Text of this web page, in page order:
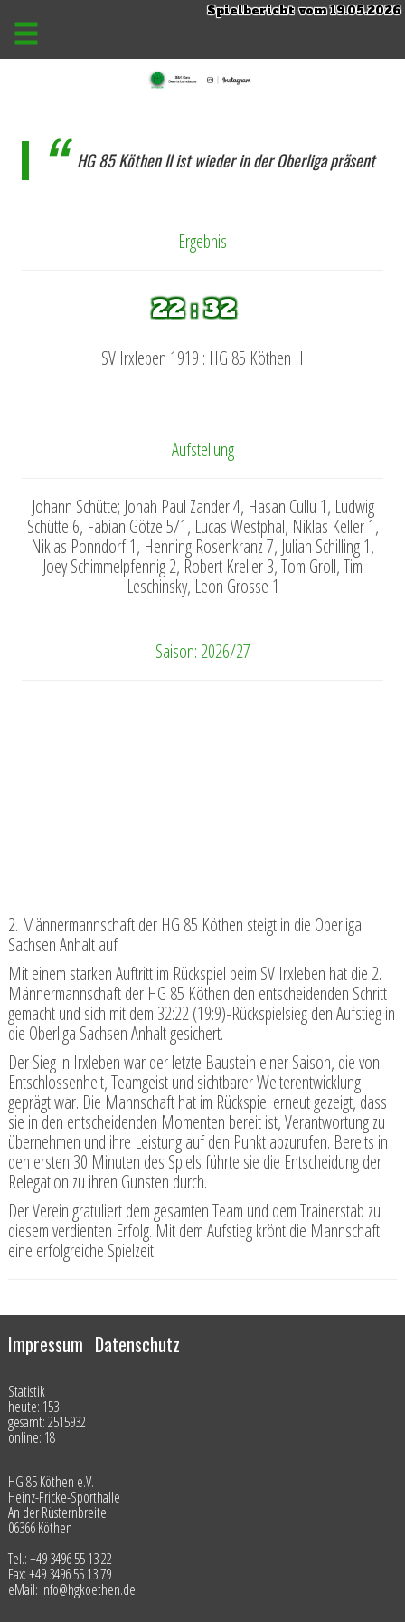
Spielbericht vom 19.05.2026
HG 85 Köthen II ist wieder in der Oberliga präsent
Ergebnis
22 : 32
SV Irxleben 1919 : HG 85 Köthen II
Aufstellung
Johann Schütte; Jonah Paul Zander 4, Hasan Cullu 1, Ludwig
Schütte 6, Fabian Götze 5/1, Lucas Westphal, Niklas Keller 1,
Niklas Ponndorf 1, Henning Rosenkranz 7, Julian Schilling 1,
Joey Schimmelpfennig 2, Robert Kreller 3, Tom Groll, Tim
Leschinsky, Leon Grosse 1
Saison: 2026/27
2. Männermannschaft der HG 85 Köthen steigt in die Oberliga
Sachsen Anhalt auf
Mit einem starken Auftritt im Rückspiel beim SV Irxleben hat die 2.
Männermannschaft der HG 85 Köthen den entscheidenden Schritt
gemacht und sich mit dem 32:22 (19:9)-Rückspielsieg den Aufstieg in
die Oberliga Sachsen Anhalt gesichert.
Der Sieg in Irxleben war der letzte Baustein einer Saison, die von
Entschlossenheit, Teamgeist und sichtbarer Weiterentwicklung
geprägt war. Die Mannschaft hat im Rückspiel erneut gezeigt, dass
sie in den entscheidenden Momenten bereit ist, Verantwortung zu
übernehmen und ihre Leistung auf den Punkt abzurufen. Bereits in
den ersten 30 Minuten des Spiels führte sie die Entscheidung der
Relegation zu ihren Gunsten durch.
Der Verein gratuliert dem gesamten Team und dem Trainerstab zu
diesem verdienten Erfolg. Mit dem Aufstieg krönt die Mannschaft
eine erfolgreiche Spielzeit.
Impressum | Datenschutz
Statistik
heute: 153
gesamt: 2515932
online: 18
HG 85 Köthen e.V.
Heinz-Fricke-Sporthalle
An der Rüsternbreite
06366 Köthen
Tel.: +49 3496 55 13 22
Fax: +49 3496 55 13 79
eMail: info@hgkoethen.de